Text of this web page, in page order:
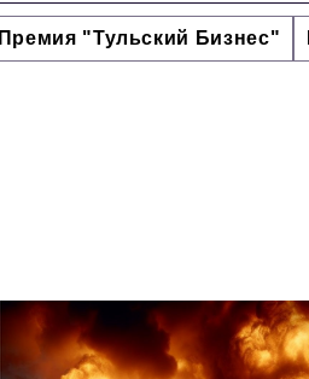
Премия "Тульский Бизнес"